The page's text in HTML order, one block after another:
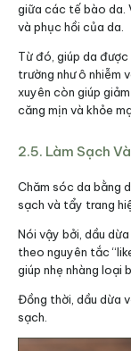
giữa các tế bào da.
và phục hồi của da.
Từ đó, giúp da
trường như ô nhiễm
xuyên còn giúp
căng mịn và khỏe
2.5. Làm Sạch
Chăm sóc da bằng
sạch và tẩy trang
Nói vậy bởi, dầu
theo nguyên tắc
giúp nhẹ nhàng loại
Đồng thời, dầu dừa
sạch.